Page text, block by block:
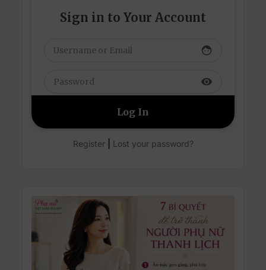
Sign in to Your Account
face
visibility
Register| Lost your password?